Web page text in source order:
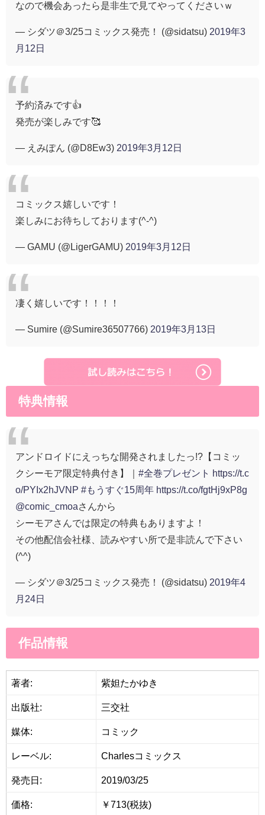
なので機会あったら是非生で見てやってくださいｗ
— シダツ＠3/25コミックス発売！ (@sidatsu) 2019年3
月12日
予約済みです👍
発売が楽しみです🥰
— えみぽん (@D8Ew3) 2019年3月12日
コミックス嬉しいです！
楽しみにお待ちしております(^-^)
— GAMU (@LigerGAMU) 2019年3月12日
凄く嬉しいです！！！！
— Sumire (@Sumire36507766) 2019年3月13日
特典情報
アンドロイドにえっちな開発されましたっ!?【コミッ
クシーモア限定特典付き】｜ #全巻プレゼント
https://t.c
o/PYIx2hJVNP #もうすぐ15周年 https://t.co/fgtHj9xP8g
@comic_cmoaさんから
シーモアさんでは限定の特典もありますよ！
その他配信会社様、読みやすい所で是非読んで下さい
(^^)
— シダツ＠3/25コミックス発売！ (@sidatsu) 2019年4
月24日
作品情報
著者: 紫妲たかゆき
出版社: 三交社
媒体: コミック
レーベル: Charlesコミックス
発売日: 2019/03/25
価格: ￥713(税抜)